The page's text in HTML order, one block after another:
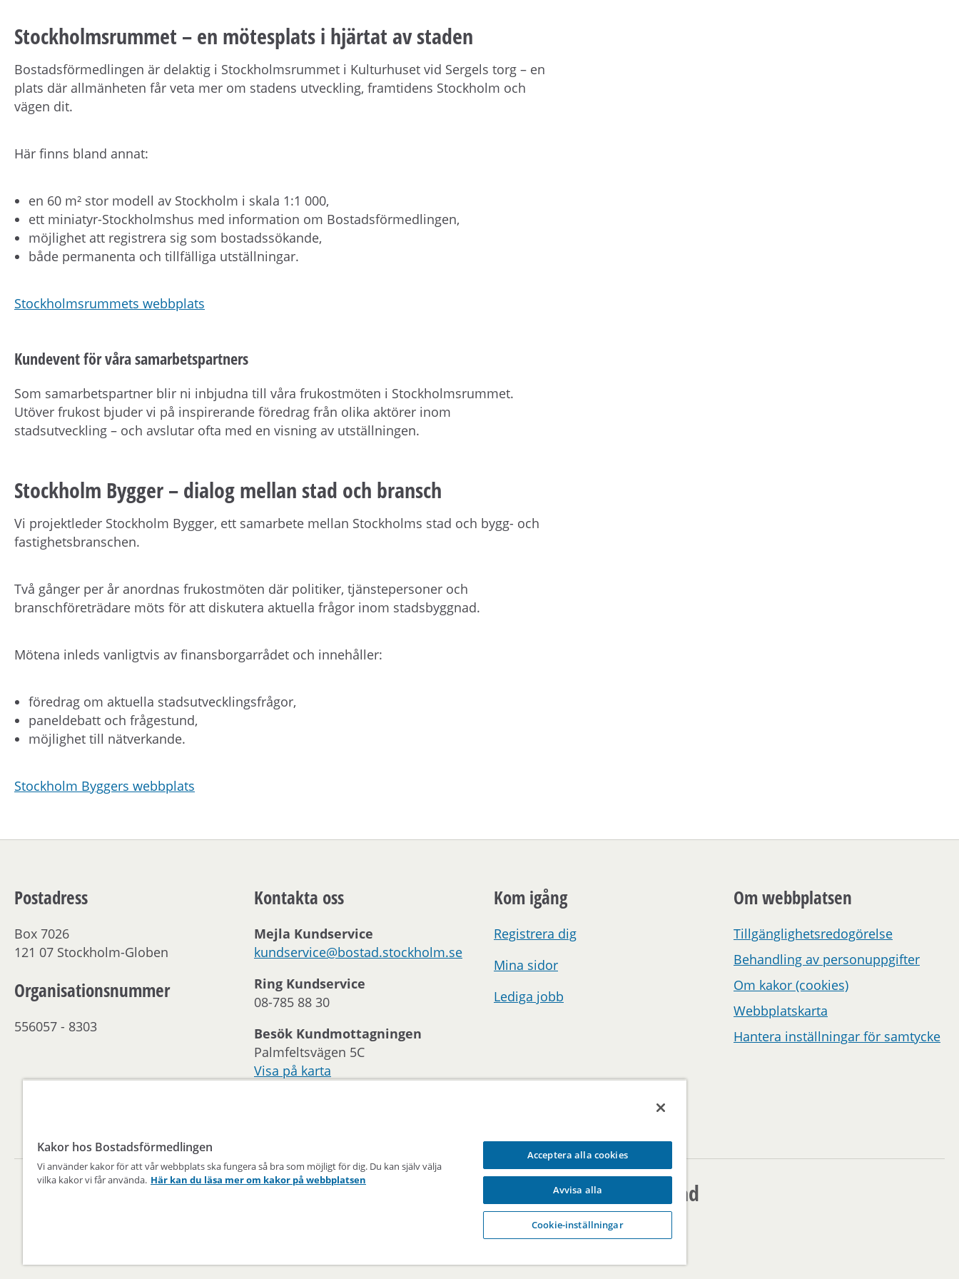
Stockholmsrummet – en mötesplats i hjärtat av staden
Bostadsförmedlingen är delaktig i Stockholmsrummet i Kulturhuset vid Sergels torg – en
plats där allmänheten får veta mer om stadens utveckling, framtidens Stockholm och
vägen dit.
Här finns bland annat:
en 60 m² stor modell av Stockholm i skala 1:1 000,
ett miniatyr-Stockholmshus med information om Bostadsförmedlingen,
möjlighet att registrera sig som bostadssökande,
både permanenta och tillfälliga utställningar.
Stockholmsrummets webbplats
Kundevent för våra samarbetspartners
Som samarbetspartner blir ni inbjudna till våra frukostmöten i Stockholmsrummet.
Utöver frukost bjuder vi på inspirerande föredrag från olika aktörer inom
stadsutveckling – och avslutar ofta med en visning av utställningen.
Stockholm Bygger – dialog mellan stad och bransch
Vi projektleder Stockholm Bygger, ett samarbete mellan Stockholms stad och bygg- och
fastighetsbranschen.
Två gånger per år anordnas frukostmöten där politiker, tjänstepersoner och
branschföreträdare möts för att diskutera aktuella frågor inom stadsbyggnad.
Mötena inleds vanligtvis av finansborgarrådet och innehåller:
föredrag om aktuella stadsutvecklingsfrågor,
paneldebatt och frågestund,
möjlighet till nätverkande.
Stockholm Byggers webbplats
Postadress
Box 7026
121 07 Stockholm-Globen
Organisationsnummer
556057 - 8303
Kontakta oss
Mejla Kundservice
kundservice@bostad.stockholm.se
Ring Kundservice
08-785 88 30
Besök Kundmottagningen
Palmfeltsvägen 5C
Visa på karta
Kom igång
Registrera dig
Mina sidor
Lediga jobb
Om webbplatsen
Tillgänglighetsredogörelse
Behandling av personuppgifter
Om kakor (cookies)
Webbplatskarta
Hantera inställningar för samtycke
Bostadsförmedlingen
En del av Stockholms stad
Vägen till en bostad sedan 1947
Kakor hos Bostadsförmedlingen
Vi använder kakor för att vår webbplats ska fungera så bra som möjligt för dig. Du kan själv välja
vilka kakor vi får använda. Här kan du läsa mer om kakor på webbplatsen
Acceptera alla cookies
Avvisa alla
Cookie-inställningar